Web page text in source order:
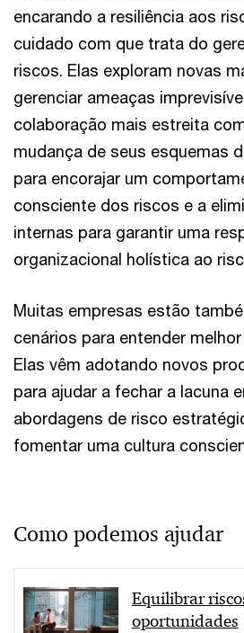
encarando a resiliência aos
cuidado com que trata do
riscos. Elas exploram novas
gerenciar ameaças
colaboração mais estreita
mudança de seus esquemas
para encorajar um
consciente dos riscos e a
internas para garantir uma
organizacional holística ao
Muitas empresas estão
cenários para entender
Elas vêm adotando novos
para ajudar a fechar a lacuna
abordagens de risco
fomentar uma cultura
Como podemos ajudar
Equilibrar
oportunidades